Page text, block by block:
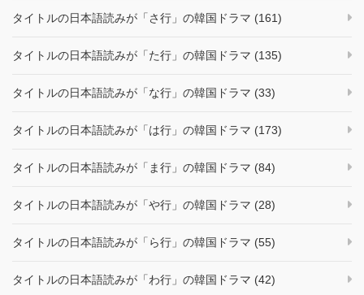
タイトルの日本語読みが「さ行」の韓国ドラマ (161)
タイトルの日本語読みが「た行」の韓国ドラマ (135)
タイトルの日本語読みが「な行」の韓国ドラマ (33)
タイトルの日本語読みが「は行」の韓国ドラマ (173)
タイトルの日本語読みが「ま行」の韓国ドラマ (84)
タイトルの日本語読みが「や行」の韓国ドラマ (28)
タイトルの日本語読みが「ら行」の韓国ドラマ (55)
タイトルの日本語読みが「わ行」の韓国ドラマ (42)